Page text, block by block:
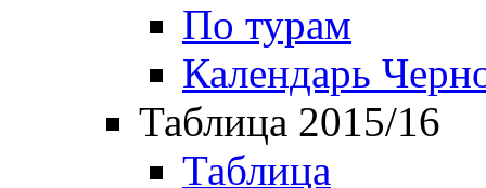
По турам
Календарь
Таблица 2015/16
Таблица